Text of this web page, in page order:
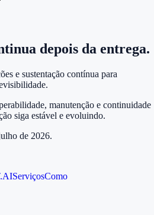
depois da entrega.
e sustentação contínua para
manutenção e continuidade
siga estável e evoluindo.
de 2026.
ServiçosComo